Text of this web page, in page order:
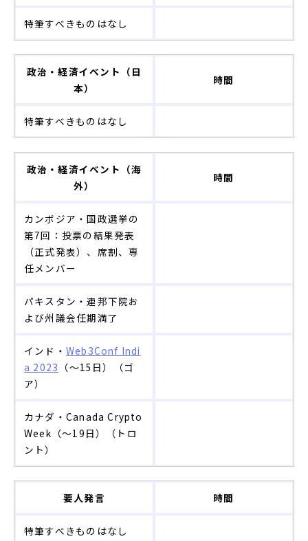
特筆すべきものはなし
政治・経済イベント（日
本）
時間
特筆すべきものはなし
政治・経済イベント（海
外）
時間
カンボジア・国政選挙の
第7回：投票の結果発表
（正式発表）、席割、専
任メンバー
パキスタン・連邦下院お
よび州議会任期満了
インド・ Web3Conf Indi
a 2023 （～15日）（ゴ
ア）
カナダ・Canada Crypto
Week（～19日）（トロ
ント）
要人発言 時間
特筆すべきものはなし